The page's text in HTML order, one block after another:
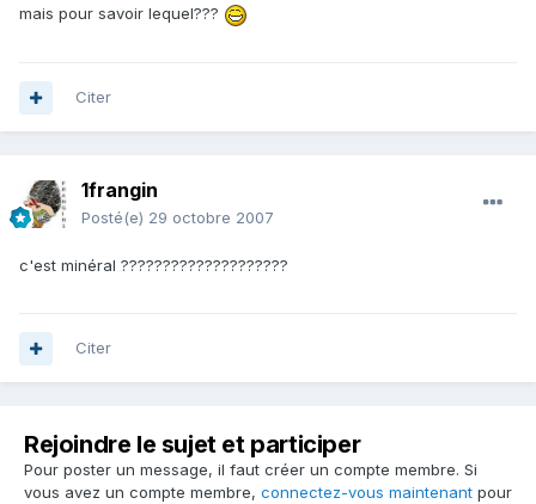
mais pour savoir lequel???
Citer
1frangin
Posté(e) 29 octobre 2007
c'est minéral ????????????????????
Citer
Rejoindre le sujet et participer
Pour poster un message, il faut créer un compte membre. Si
vous avez un compte membre, connectez-vous maintenant pour